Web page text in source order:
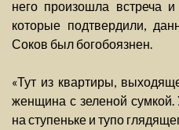
него произошла встреча
которые подтвердили,
Соков был богобоязнен.
«Тут из квартиры,
женщина с зеленой сумкой.
на ступеньке и тупо